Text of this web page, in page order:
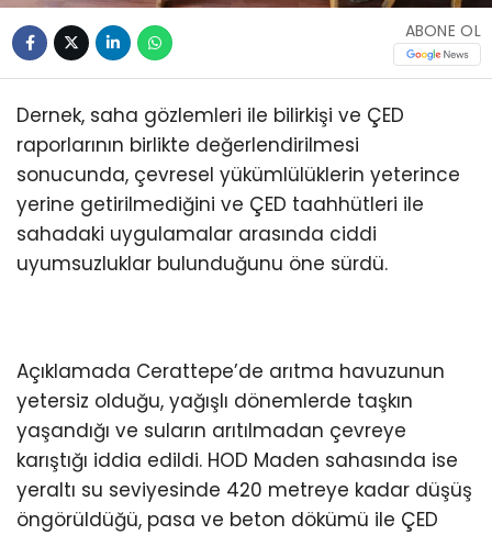
ABONE OL
Dernek, saha gözlemleri ile bilirkişi ve ÇED
raporlarının birlikte değerlendirilmesi
sonucunda, çevresel yükümlülüklerin yeterince
yerine getirilmediğini ve ÇED taahhütleri ile
sahadaki uygulamalar arasında ciddi
uyumsuzluklar bulunduğunu öne sürdü.
Açıklamada Cerattepe’de arıtma havuzunun
yetersiz olduğu, yağışlı dönemlerde taşkın
yaşandığı ve suların arıtılmadan çevreye
karıştığı iddia edildi. HOD Maden sahasında ise
yeraltı su seviyesinde 420 metreye kadar düşüş
öngörüldüğü, pasa ve beton dökümü ile ÇED